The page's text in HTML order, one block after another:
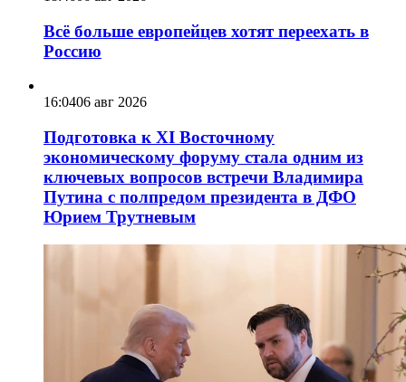
Всё больше европейцев хотят переехать в
Россию
16:0406 авг 2026
Подготовка к XI Восточному
экономическому форуму стала одним из
ключевых вопросов встречи Владимира
Путина с полпредом президента в ДФО
Юрием Трутневым